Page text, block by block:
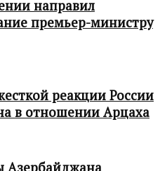
направил
премьер-министру
реакции России
в отношении Арцаха